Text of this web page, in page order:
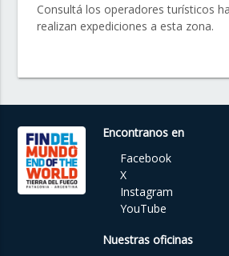
Consultá los operadores turísticos
realizan expediciones a esta zona.
Encontranos en
Facebook
X
Instagram
YouTube
Nuestras oficinas